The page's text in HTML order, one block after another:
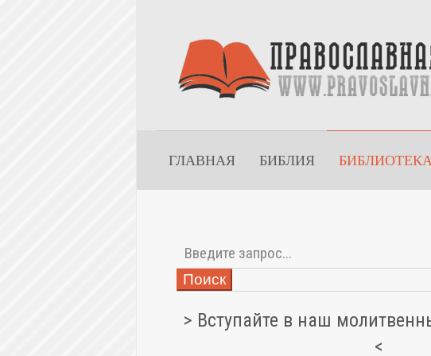
ГЛАВНАЯ БИБЛИЯ БИБЛИОТЕКА
Поиск
> Вступайте в наш
<